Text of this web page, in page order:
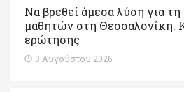
Να βρεθεί άμεσα λύση για
μαθητών στη Θεσσαλονίκη.
ερώτησης
3 Αυγούστου 2026